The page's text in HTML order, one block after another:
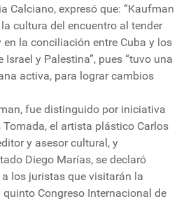
Calciano, expresó que: “Kaufman
cultura del encuentro al tender
en la conciliación entre Cuba y los
Israel y Palestina”, pues “tuvo una
activa, para lograr cambios
fue distinguido por iniciativa
el artista plástico Carlos
y asesor cultural, y
Diego Marías, se declaró
a los juristas que visitarán la
Congreso Internacional de